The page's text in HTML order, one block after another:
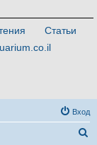
Статьи
Вход